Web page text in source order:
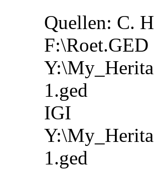
Quellen: C.
F:\Roet.GED
1.ged
IGI
1.ged